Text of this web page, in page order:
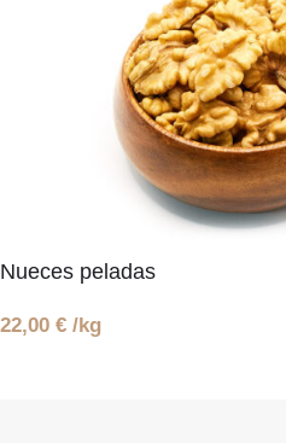
Nueces peladas
22,00 € /kg